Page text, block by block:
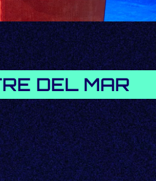
DEL MAR